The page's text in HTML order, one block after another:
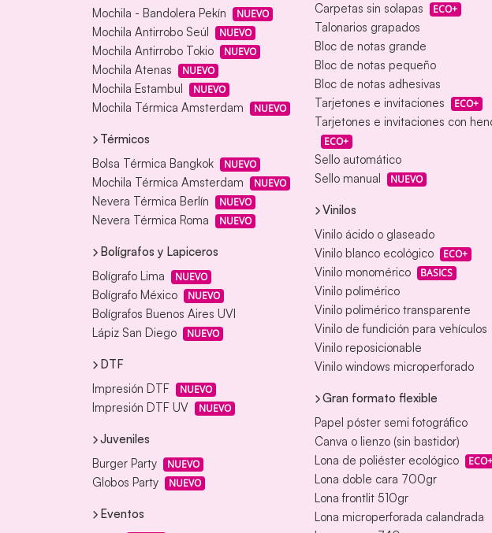
Mochila - Bandolera Pekín
NUEVO
Mochila Antirrobo Seúl NUEVO
Mochila Antirrobo Tokio NUEVO
Mochila Atenas NUEVO
Mochila Estambul NUEVO
Mochila Térmica Amsterdam NUEVO
Térmicos
Bolsa Térmica Bangkok
NUEVO
Mochila Térmica Amsterdam NUEVO
Nevera Térmica Berlín NUEVO
Nevera Térmica Roma NUEVO
Bolígrafos y Lapiceros
Bolígrafo Lima
NUEVO
Bolígrafo México NUEVO
Bolígrafos Buenos Aires UVI
Lápiz San Diego
NUEVO
DTF
Impresión DTF
NUEVO
Impresión DTF UV NUEVO
Juveniles
Burger Party
NUEVO
Globos Party NUEVO
Eventos
Carpetas sin solapas ECO+
Talonarios grapados
Bloc de notas grande
Bloc de notas pequeño
Bloc de notas adhesivas
Tarjetones e invitaciones
ECO+
Tarjetones e invitaciones con
ECO+
Sello automático
Sello manual
NUEVO
Vinilos
Vinilo ácido o glaseado
Vinilo blanco ecológico
ECO+
Vinilo monomérico BASICS
Vinilo polimérico
Vinilo polimérico transparente
Vinilo de fundición para vehículos
Vinilo reposicionable
Vinilo windows microperforado
Gran formato flexible
Papel póster semi fotográfico
Canva o lienzo (sin bastidor)
Lona de poliéster ecológico
ECO+
Lona doble cara 700gr
Lona frontlit 510gr
Lona microperforada calandrada